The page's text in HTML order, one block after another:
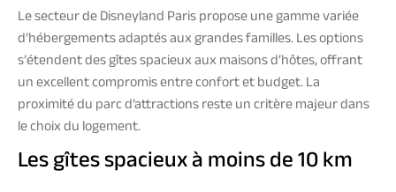
Le secteur de Disneyland Paris propose une gamme variée
d’hébergements adaptés aux grandes familles. Les options
s’étendent des gîtes spacieux aux maisons d’hôtes, offrant
un excellent compromis entre confort et budget. La
proximité du parc d’attractions reste un critère majeur dans
le choix du logement.
Les gîtes spacieux à moins de 10 km